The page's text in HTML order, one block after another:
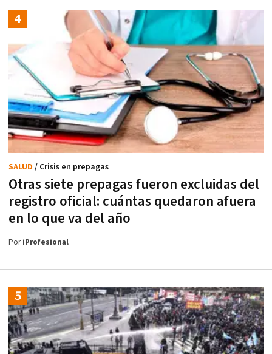
Otras siete prepagas fueron excluidas del
registro oficial: cuántas quedaron afuera
en lo que va del año
SALUD / Crisis en prepagas
PoriProfesional